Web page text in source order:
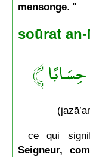
mensonge. "
soūrat an-
﴾
ce qui
Seigneur,